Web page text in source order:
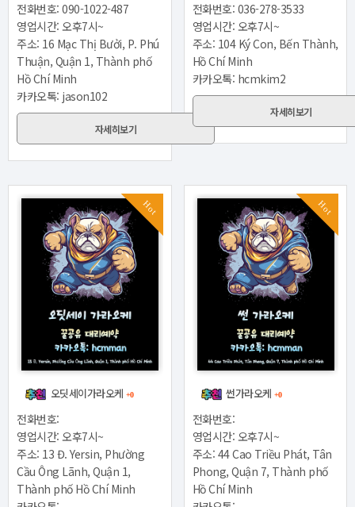
전화번호: 090-1022-487
영업시간: 오후7시~
주소: 16 Mạc Thị Bưởi, P. Phú
Thuận, Quận 1, Thành phố
Hồ Chí Minh
카카오톡: jason102
자세히보기
전화번호: 036-278-3533
영업시간: 오후7시~
주소: 104 Ký Con, Bến Thành,
Hồ Chí Minh
카카오톡: hcmkim2
자세히보기
Hot
오딧세이가라오케 +0
전화번호:
영업시간: 오후7시~
주소: 13 Đ. Yersin, Phường
Cầu Ông Lãnh, Quận 1,
Thành phố Hồ Chí Minh
Hot
썬가라오케 +0
전화번호:
영업시간: 오후7시~
주소: 44 Cao Triều Phát, Tân
Phong, Quận 7, Thành phố
Hồ Chí Minh